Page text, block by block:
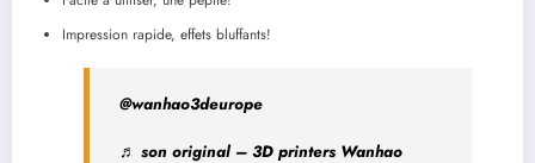
Impression rapide, effets bluffants!
@wanhao3deurope
♬ son original – 3D printers Wanhao